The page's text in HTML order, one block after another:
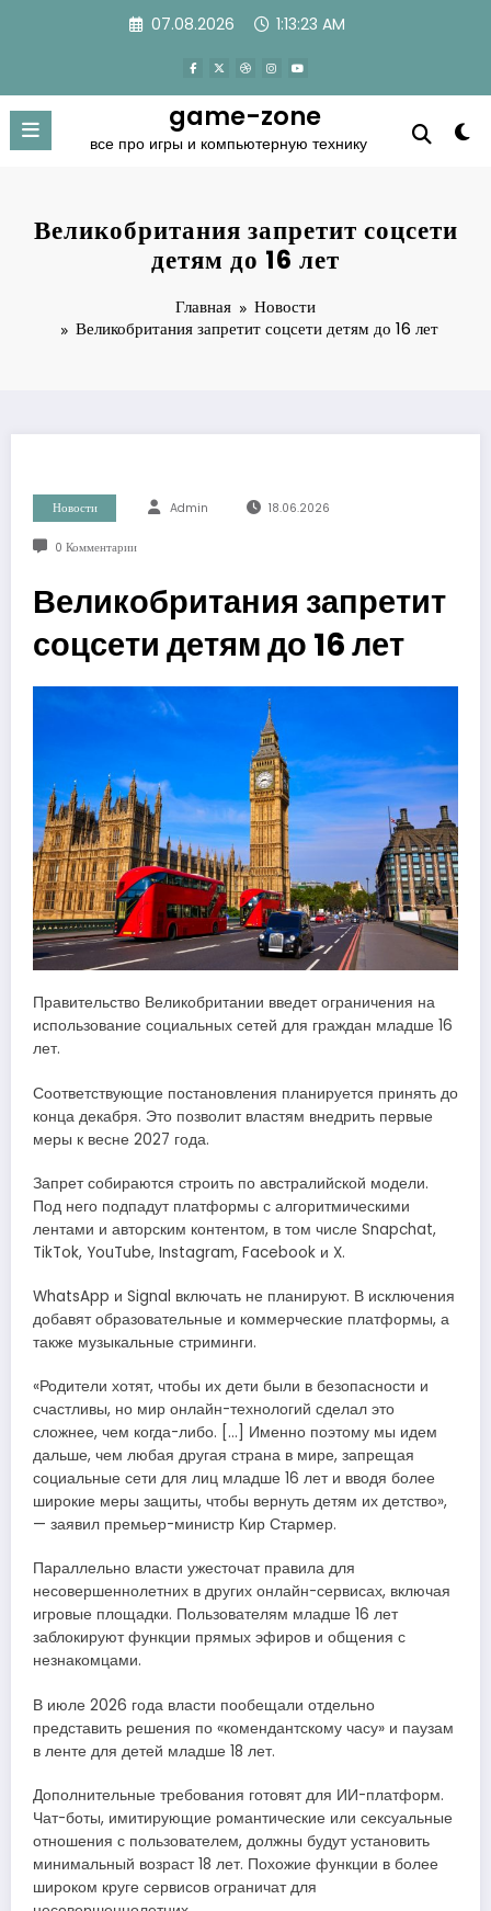
07.08.2026 1:13:23 AM
game-zone
все про игры и компьютерную технику
Великобритания запретит соцсети
детям до 16 лет
Главная
Новости
Великобритания запретит соцсети детям до 16 лет
Новости Admin 18.06.2026
0 Комментарии
Великобритания запретит
соцсети детям до 16 лет
Правительство Великобритании введет ограничения на
использование социальных сетей для граждан младше 16
лет.
Соответствующие постановления планируется принять до
конца декабря. Это позволит властям внедрить первые
меры к весне 2027 года.
Запрет собираются строить по австралийской модели.
Под него подпадут платформы с алгоритмическими
лентами и авторским контентом, в том числе Snapchat,
TikTok, YouTube, Instagram, Facebook и X.
WhatsApp и Signal включать не планируют. В исключения
добавят образовательные и коммерческие платформы, а
также музыкальные стриминги.
«Родители хотят, чтобы их дети были в безопасности и
счастливы, но мир онлайн-технологий сделал это
сложнее, чем когда-либо. […] Именно поэтому мы идем
дальше, чем любая другая страна в мире, запрещая
социальные сети для лиц младше 16 лет и вводя более
широкие меры защиты, чтобы вернуть детям их детство»,
— заявил премьер-министр Кир Стармер.
Параллельно власти ужесточат правила для
несовершеннолетних в других онлайн-сервисах, включая
игровые площадки. Пользователям младше 16 лет
заблокируют функции прямых эфиров и общения с
незнакомцами.
В июле 2026 года власти пообещали отдельно
представить решения по «комендантскому часу» и паузам
в ленте для детей младше 18 лет.
Дополнительные требования готовят для ИИ-платформ.
Чат-боты, имитирующие романтические или сексуальные
отношения с пользователем, должны будут установить
минимальный возраст 18 лет. Похожие функции в более
широком круге сервисов ограничат для